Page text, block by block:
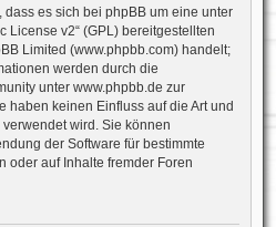
dass es sich bei phpBB um eine unter
License v2“ (GPL) bereitgestellten
Limited (www.phpbb.com) handelt;
werden durch die
unter www.phpbb.de zur
haben keinen Einfluss auf die Art und
wird. Sie können
der Software für bestimmte
oder auf Inhalte fremder Foren